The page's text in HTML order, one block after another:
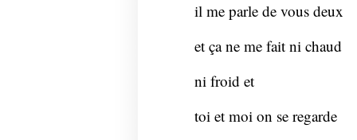
il me parle de vous deux
et ça ne me fait ni chaud
ni froid et
toi et moi on se regarde